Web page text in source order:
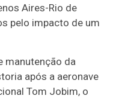
Aires-Rio de
pelo impacto de um
manutenção da
após a aeronave
Tom Jobim, o